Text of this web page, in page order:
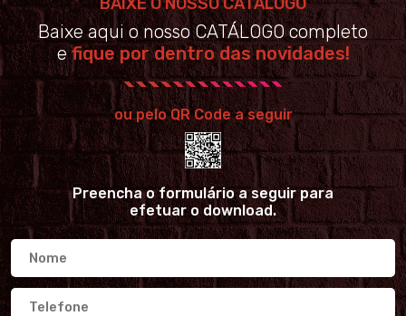
Baixe aqui o nosso CATÁLOGO completo
efique por dentro das novidades!
ou pelo QR Code a seguir
Preencha o formulário a seguir para
efetuar o download.